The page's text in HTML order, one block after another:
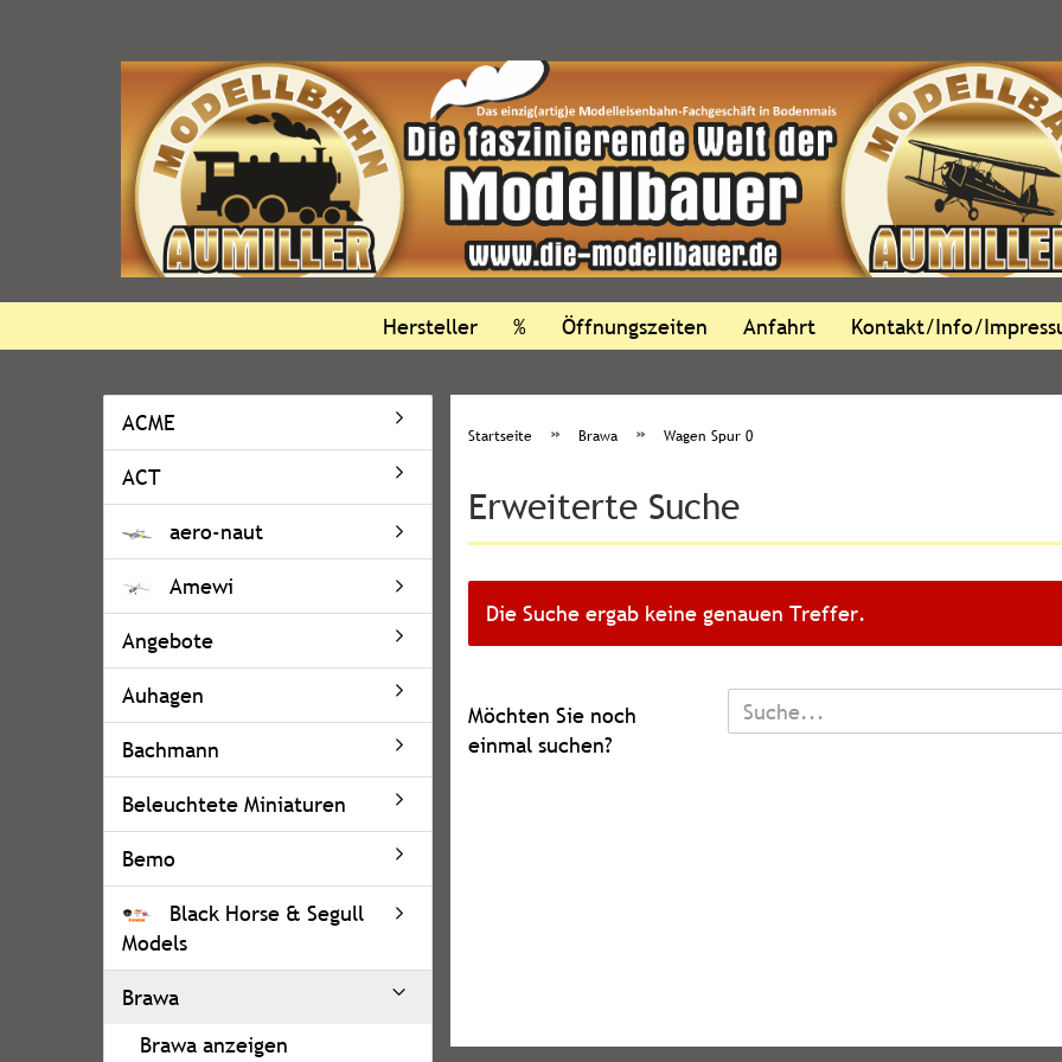
Hersteller % Öffnungszeiten Anfahrt Kontakt/Info/
Startseite » Brawa » Wagen Spur 0
Erweiterte Suche
Die Suche ergab keine genauen Treffer.
MÖCHTEN
SIE
NOCH
Möchten Sie noch
einmal suchen?
ACME
ACT
aero-naut
Amewi
Angebote
Auhagen
Bachmann
Beleuchtete Miniaturen
Bemo
Black Horse & Segull
Models
Brawa
Brawa anzeigen